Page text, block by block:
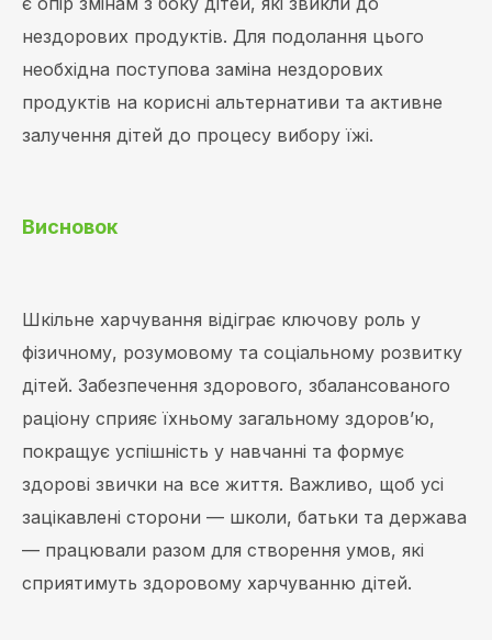
нездорових продуктів. Для подолання цього
необхідна поступова заміна нездорових
продуктів на корисні альтернативи та активне
залучення дітей до процесу вибору їжі.
Висновок
Шкільне харчування відіграє ключову роль у
фізичному, розумовому та соціальному розвитку
дітей. Забезпечення здорового, збалансованого
раціону сприяє їхньому загальному здоров’ю,
покращує успішність у навчанні та формує
здорові звички на все життя. Важливо, щоб усі
зацікавлені сторони — школи, батьки та держава
— працювали разом для створення умов, які
сприятимуть здоровому харчуванню дітей.